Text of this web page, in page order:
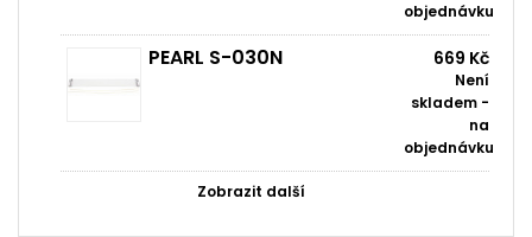
objednávku
PEARL S-030N 669 Kč
Není
skladem -
na
objednávku
Zobrazit další